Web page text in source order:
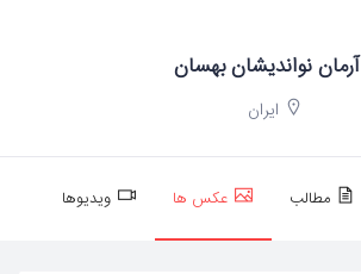
آرمان نواندیشان بهسان
ایران
مطالب عکس ها ویدیوها